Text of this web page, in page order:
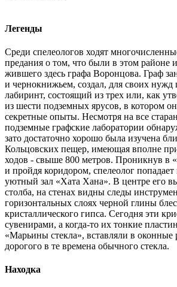
Легенды
Среди спелеологов ходят
предания о том, что были в этом районе
жившего здесь графа Воронцова. Граф
и чернокнижьем, создал, для своих
лабиринт, состоящий из трех или, как
из шести подземных ярусов, в котором
секретные опыты. Несмотря на все
подземные графские лаборатории
зато достаточно хорошо была изучена
Кольцовских пещер, имеющая вполне
ходов - свыше 800 метров. Проникнув в
и пройдя коридором, спелеолог
уютный зал «Хата Хана». В центре его
столба, на стенах видны следы
горизонтальных слоях черной глины
кристаллического гипса. Сегодня эти
сувенирами, а когда-то их тонкие
«Марьины стекла», вставляли в оконные
дорогого в те времена обычного стекла.
Находка